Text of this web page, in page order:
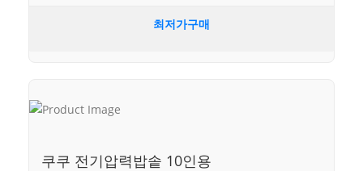
최저가구매
쿠쿠 전기압력밥솥 10인용